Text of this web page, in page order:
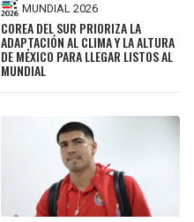
MUNDIAL 2026
COREA DEL SUR PRIORIZA LA
ADAPTACIÓN AL CLIMA Y LA ALTURA
DE MÉXICO PARA LLEGAR LISTOS AL
MUNDIAL